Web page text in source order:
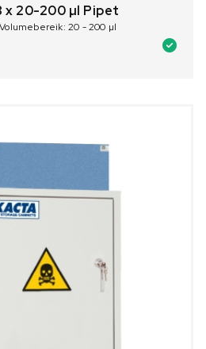
x 20-200 µl Pipet
20 - 200 µl